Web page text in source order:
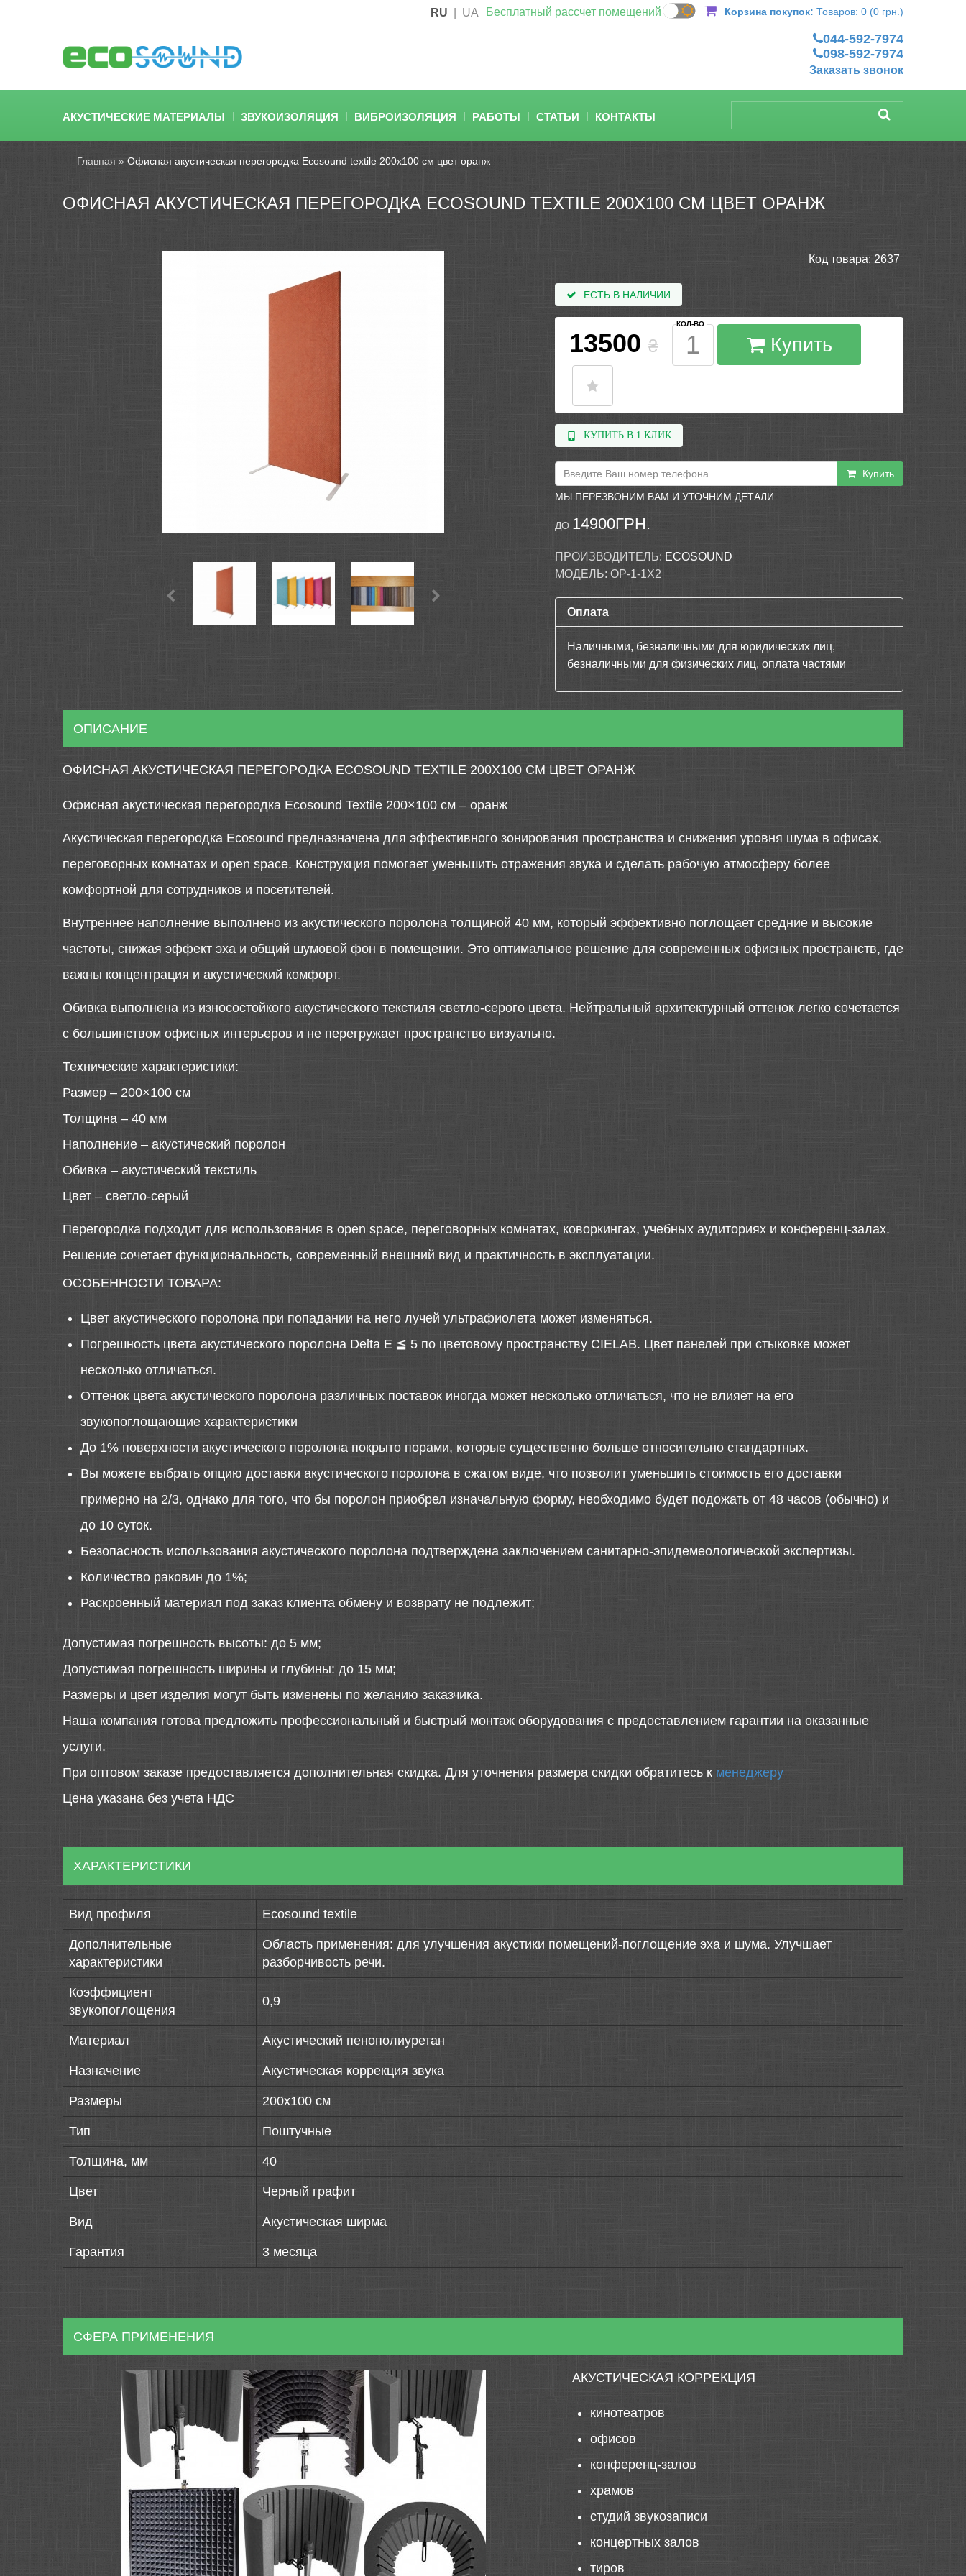
RU UA Бесплатный рассчет помещений Корзина покупок: Товаров: 0 (0 грн.)
044-592-7974
098-592-7974
Заказать звонок
АКУСТИЧЕСКИЕ МАТЕРИАЛЫ ЗВУКОИЗОЛЯЦИЯ ВИБРОИЗОЛЯЦИЯ РАБОТЫ СТАТЬИ КОНТАКТЫ
Главная » Офисная акустическая перегородка Ecosound textile 200х100 см цвет оранж
ОФИСНАЯ АКУСТИЧЕСКАЯ ПЕРЕГОРОДКА ECOSOUND TEXTILE 200Х100 СМ ЦВЕТ ОРАНЖ
Код товара: 2637
ЕСТЬ В НАЛИЧИИ
13500 ₴
КОЛ-ВО:
Купить
КУПИТЬ В 1 КЛИК
Купить
МЫ ПЕРЕЗВОНИМ ВАМ И УТОЧНИМ ДЕТАЛИ
ДО 14900ГРН.
ПРОИЗВОДИТЕЛЬ: ECOSOUND
МОДЕЛЬ: OP-1-1X2
Оплата
Наличными, безналичными для юридических лиц,
безналичными для физических лиц, оплата частями
ОПИСАНИЕ
ОФИСНАЯ АКУСТИЧЕСКАЯ ПЕРЕГОРОДКА ECOSOUND TEXTILE 200Х100 СМ ЦВЕТ ОРАНЖ
Офисная акустическая перегородка Ecosound Textile 200×100 см – оранж
Акустическая перегородка Ecosound предназначена для эффективного зонирования пространства и снижения уровня шума в офисах,
переговорных комнатах и open space. Конструкция помогает уменьшить отражения звука и сделать рабочую атмосферу более
комфортной для сотрудников и посетителей.
Внутреннее наполнение выполнено из акустического поролона толщиной 40 мм, который эффективно поглощает средние и высокие
частоты, снижая эффект эха и общий шумовой фон в помещении. Это оптимальное решение для современных офисных пространств, где
важны концентрация и акустический комфорт.
Обивка выполнена из износостойкого акустического текстиля светло-серого цвета. Нейтральный архитектурный оттенок легко сочетается
с большинством офисных интерьеров и не перегружает пространство визуально.
Технические характеристики:
Размер – 200×100 см
Толщина – 40 мм
Наполнение – акустический поролон
Обивка – акустический текстиль
Цвет – светло-серый
Перегородка подходит для использования в open space, переговорных комнатах, коворкингах, учебных аудиториях и конференц-залах.
Решение сочетает функциональность, современный внешний вид и практичность в эксплуатации.
ОСОБЕННОСТИ ТОВАРА:
Цвет акустического поролона при попадании на него лучей ультрафиолета может изменяться.
Погрешность цвета акустического поролона Delta E ≦ 5 по цветовому пространству CIELAB. Цвет панелей при стыковке может
несколько отличаться.
Оттенок цвета акустического поролона различных поставок иногда может несколько отличаться, что не влияет на его
звукопоглощающие характеристики
До 1% поверхности акустического поролона покрыто порами, которые существенно больше относительно стандартных.
Вы можете выбрать опцию доставки акустического поролона в сжатом виде, что позволит уменьшить стоимость его доставки
примерно на 2/3, однако для того, что бы поролон приобрел изначальную форму, необходимо будет подожать от 48 часов (обычно) и
до 10 суток.
Безопасность использования акустического поролона подтверждена заключением санитарно-эпидемеологической экспертизы.
Количество раковин до 1%;
Раскроенный материал под заказ клиента обмену и возврату не подлежит;
Допустимая погрешность высоты: до 5 мм;
Допустимая погрешность ширины и глубины: до 15 мм;
Размеры и цвет изделия могут быть изменены по желанию заказчика.
Наша компания готова предложить профессиональный и быстрый монтаж оборудования с предоставлением гарантии на оказанные
услуги.
При оптовом заказе предоставляется дополнительная скидка. Для уточнения размера скидки обратитесь к менеджеру
Цена указана без учета НДС
ХАРАКТЕРИСТИКИ
Вид профиля Ecosound textile
Дополнительные
характеристики
Область применения: для улучшения акустики помещений-поглощение эха и шума. Улучшает
разборчивость речи.
Коэффициент
звукопоглощения
0,9
Материал Акустический пенополиуретан
Назначение Акустическая коррекция звука
Размеры 200х100 см
Тип Поштучные
Толщина, мм 40
Цвет Черный графит
Вид Акустическая ширма
Гарантия 3 месяца
СФЕРА ПРИМЕНЕНИЯ
АКУСТИЧЕСКАЯ КОРРЕКЦИЯ
кинотеатров
офисов
конференц-залов
храмов
студий звукозаписи
концертных залов
тиров